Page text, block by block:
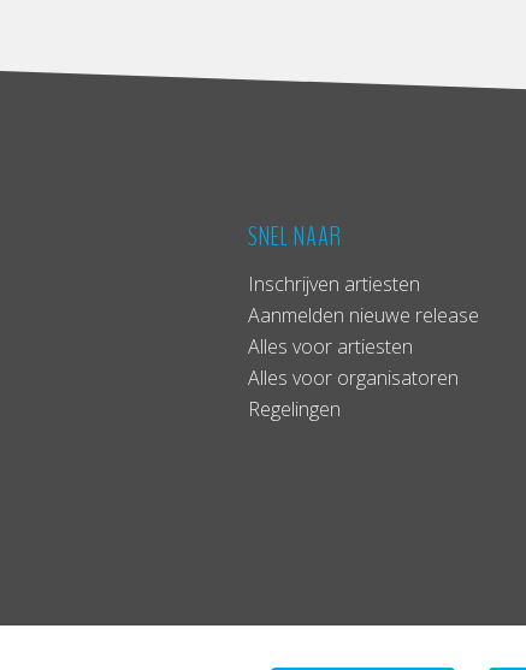
SNEL NAAR
Inschrijven artiesten
Aanmelden nieuwe release
Alles voor artiesten
Alles voor organisatoren
Regelingen